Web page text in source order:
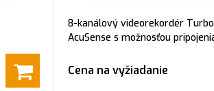
8-kanálový videorekordér
AcuSense s možnosťou
alebo ich kombinácie. Šírka
96 Mbps, Pokročilé analytické
Cena na vyžiadanie